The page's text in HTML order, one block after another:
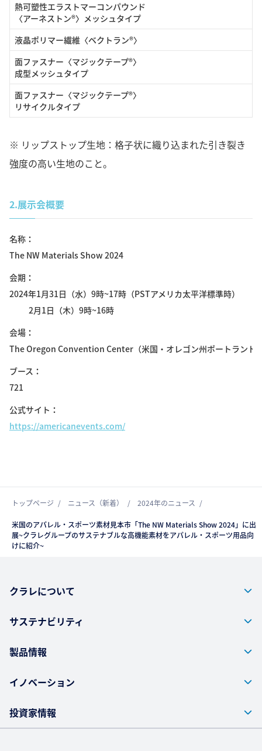
熱可塑性エラストマーコンパウンド
〈アーネストン®〉メッシュタイプ
液晶ポリマー繊維〈ベクトラン®〉
面ファスナー〈マジックテープ®〉
成型メッシュタイプ
面ファスナー〈マジックテープ®〉
リサイクルタイプ
※ リップストップ生地：格子状に織り込まれた引き裂き
強度の高い生地のこと。
2.展示会概要
名称
The NW Materials Show 2024
会期
2024年1月31日（水）9時~17時（PSTアメリカ太平洋標準時）
2月1日（木）9時~16時
会場
The Oregon Convention Center（米国・オレゴン州ポートランド
ブース
721
公式サイト
https://americanevents.com/
トップページ ニュース（新着） 2024年のニュース
米国のアパレル・スポーツ素材見本市「The NW Materials Show 2024」に出
展~クラレグループのサステナブルな高機能素材をアパレル・スポーツ用品向
けに紹介~
クラレについて
サステナビリティ
製品情報
イノベーション
投資家情報